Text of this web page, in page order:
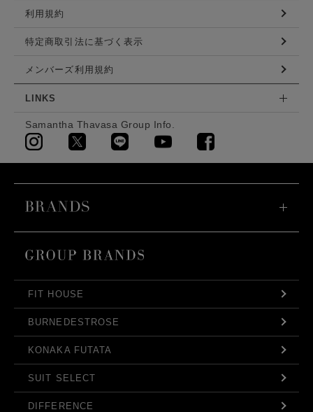
利用規約
特定商取引法に基づく表示
メンバーズ利用規約
LINKS
Samantha Thavasa Group Info.
FIT HOUSE
BURNEDESTROSE
KONAKA FUTATA
SUIT SELECT
DIFFERENCE